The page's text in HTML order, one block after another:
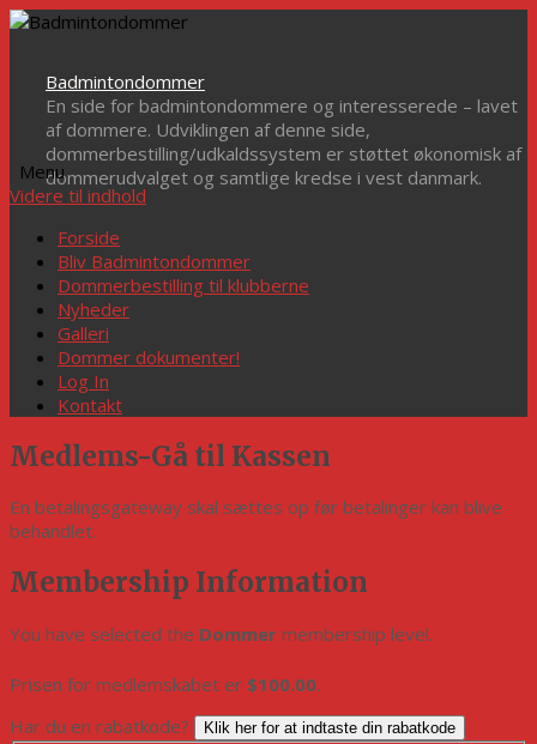
Badmintondommer
En side for badmintondommere og interesserede – lavet
af dommere. Udviklingen af denne side,
dommerbestilling/udkaldssystem er støttet økonomisk af
dommerudvalget og samtlige kredse i vest danmark.
Menu
Videre til indhold
Forside
Bliv Badmintondommer
Dommerbestilling til klubberne
Nyheder
Galleri
Dommer dokumenter!
Log In
Kontakt
Medlems-Gå til Kassen
En betalingsgateway skal sættes op før betalinger kan blive
behandlet.
Membership Information
You have selected the Dommer membership level.
Prisen for medlemskabet er $100.00.
Har du en rabatkode?
Klik her for at indtaste din rabatkode